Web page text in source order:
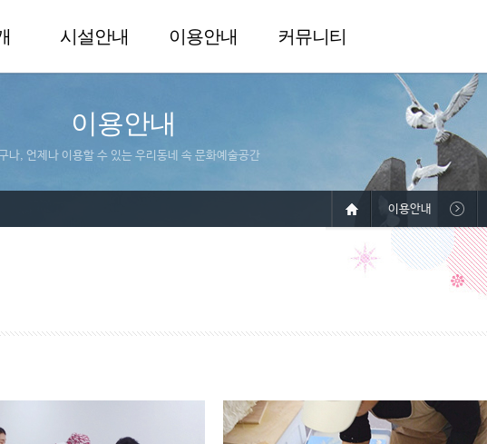
시설안내 이용안내 커뮤니티
이용안내
나, 언제나 이용할 수 있는 우리동네 속 문화예술공간
이용안내